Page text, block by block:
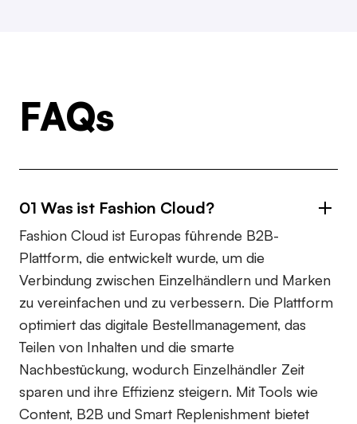
FAQs
01 Was ist Fashion Cloud?
Fashion Cloud ist Europas führende B2B-
Plattform, die entwickelt wurde, um die
Verbindung zwischen Einzelhändlern und Marken
zu vereinfachen und zu verbessern. Die Plattform
optimiert das digitale Bestellmanagement, das
Teilen von Inhalten und die smarte
Nachbestückung, wodurch Einzelhändler Zeit
sparen und ihre Effizienz steigern. Mit Tools wie
Content, B2B und Smart Replenishment bietet